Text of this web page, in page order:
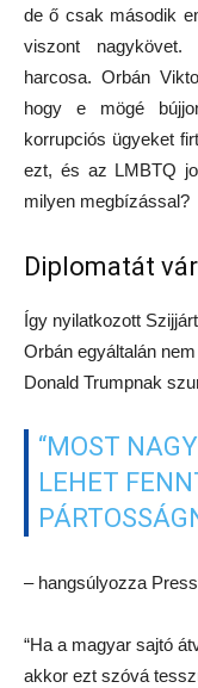
de ő csak második
viszont
harcosa. Orbán
hogy e mögé
korrupciós ügyeket
ezt, és az LMBTQ
milyen megbízással?
Diplomatát
Így nyilatkozott
Orbán egyáltalán
Donald Trumpnak
“MOST
LEHET
– hangsúlyozza
“Ha a magyar sajtó
akkor ezt szóvá